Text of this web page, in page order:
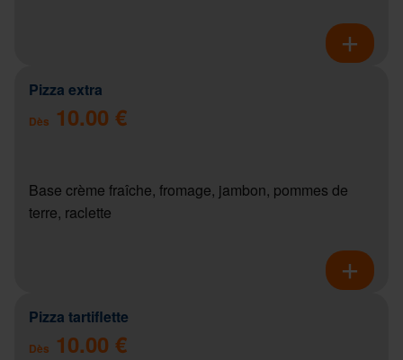
Pizza extra
Dès 10.00 €
Base crème fraîche, fromage, jambon, pommes de
terre, raclette
Pizza tartiflette
Dès 10.00 €